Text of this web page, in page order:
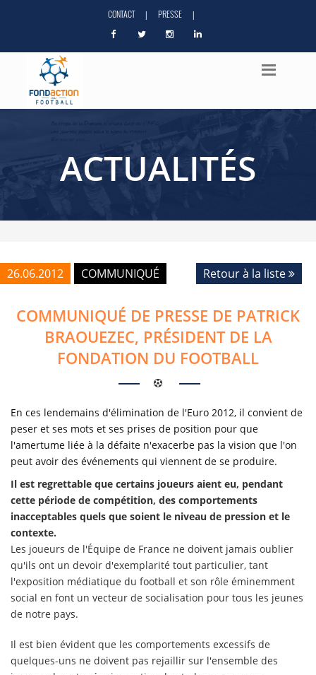
CONTACT | PRESSE |
ACTUALITÉS
26.06.2012 COMMUNIQUÉ Retour à la liste
COMMUNIQUÉ DE PRESSE DE PATRICK
BRAOUEZEC, PRÉSIDENT DE LA
FONDATION DU FOOTBALL
En ces lendemains d'élimination de l'Euro 2012, il convient de
peser et ses mots et ses prises de position pour que
l'amertume liée à la défaite n'exacerbe pas la vision que l'on
peut avoir des événements qui viennent de se produire.
Il est regrettable que certains joueurs aient eu, pendant
cette période de compétition, des comportements
inacceptables quels que soient le niveau de pression et le
contexte.
Les joueurs de l'Équipe de France ne doivent jamais oublier
qu'ils ont un devoir d'exemplarité tout particulier, tant
l'exposition médiatique du football et son rôle éminemment
social en font un vecteur de socialisation pour tous les jeunes
de notre pays.
Il est bien évident que les comportements excessifs de
quelques-uns ne doivent pas rejaillir sur l'ensemble des